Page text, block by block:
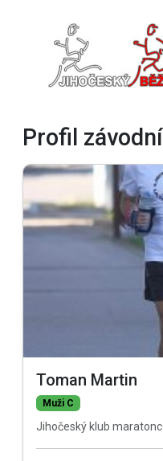
Profil
Toman Martin
Muži C
Jihočeský klub